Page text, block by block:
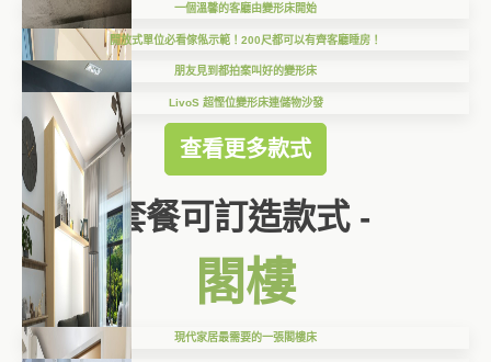
一個溫馨的客廳由變形床開始
開放式單位必看傢俬示範！200尺都可以有齊客廳睡房！
朋友見到都拍案叫好的變形床
LivoS 超慳位變形床連儲物沙發
查看更多款式
套餐可訂造款式 -
閣樓
現代家居最需要的一張閣樓床